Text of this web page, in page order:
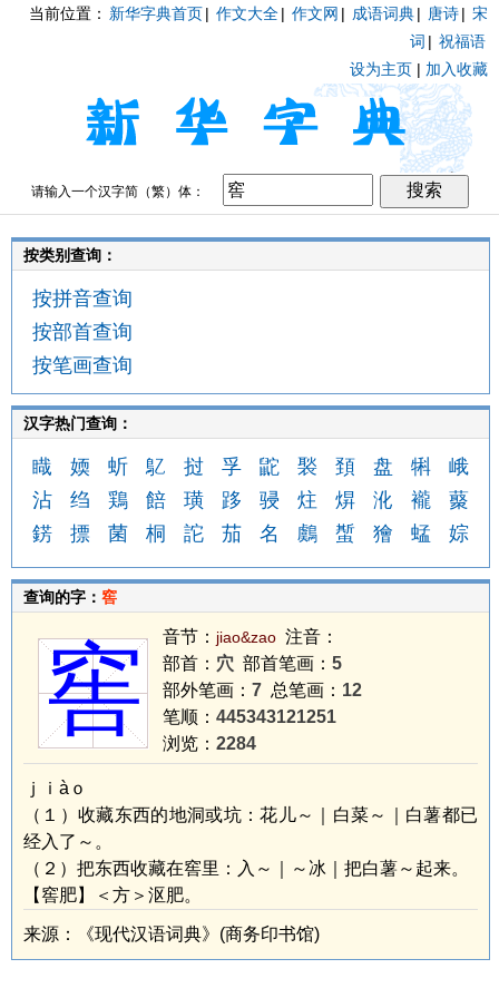
当前位置： 新华字典首页| 作文大全| 作文网 | 成语词典| 唐诗| 宋
词 | 祝福语
设为主页 | 加入收藏
请输入一个汉字简（繁）体：
按类别查询：
按拼音查询
按部首查询
按笔画查询
汉字热门查询：
睵 媆 蚚 鳦 挝 孚 鼧 褧 頚 盘 犐
峨
沾
绉 鶏 餢 璜 跢 骎 炷 焺 沎 襱
藂
錺
摽 菌 桐 詑 茄 名 鸆 蟴 獪 蜢 婃
查询的字： 窖
窖 音节： jiao&zao 注音：
部首： 穴 部首笔画： 5
部外笔画： 7 总笔画： 12
笔顺： 445343121251
浏览： 2284
ｊｉàｏ
（１）收藏东西的地洞或坑：花儿～｜白菜～｜白薯都已
经入了～。
（２）把东西收藏在窖里：入～｜～冰｜把白薯～起来。
【窖肥】＜方＞沤肥。
来源：《现代汉语词典》(商务印书馆)